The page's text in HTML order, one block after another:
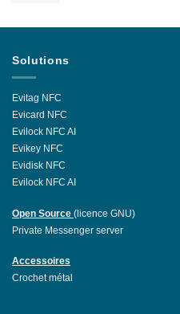
Solutions
Evitag NFC
Evicard NFC
Evilock NFC AI
Evikey NFC
Evidisk NFC
Evilock NFC AI
Open Source (licence GNU)
Private Messenger server
Accessoires
Crochet métal